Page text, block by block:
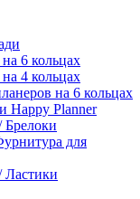
6 кольцах
4 кольцах
на 6 кольцах
Happy Planner
для